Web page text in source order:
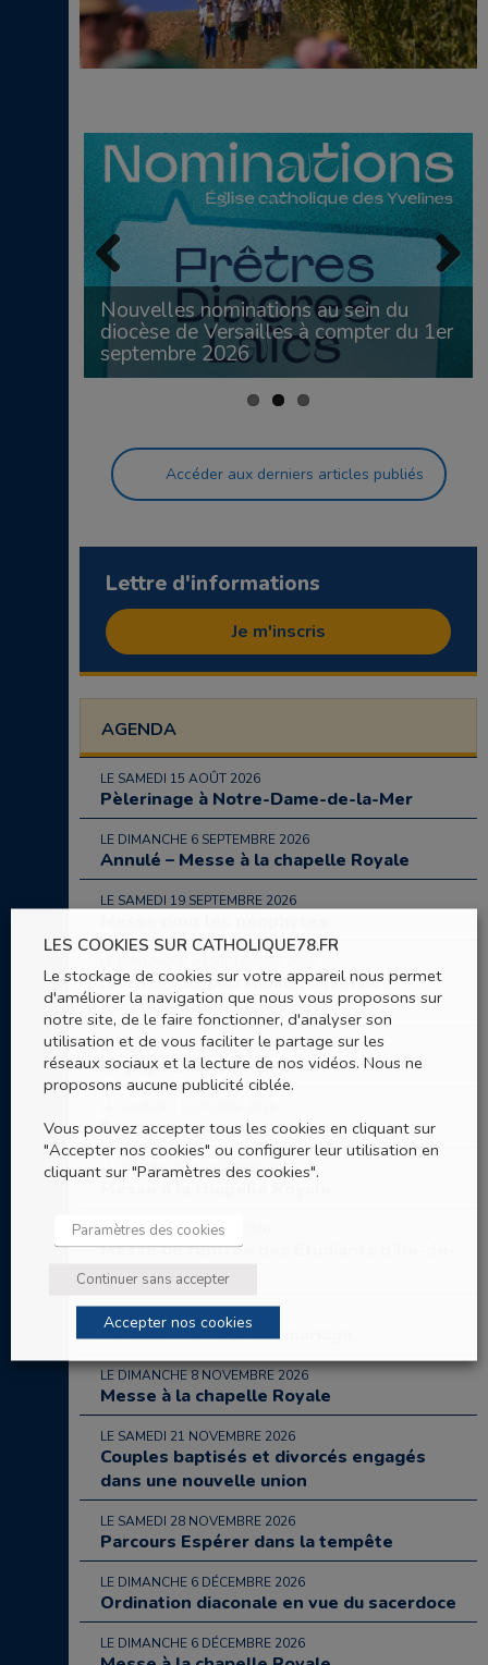
Nouvelles nominations au sein du
diocèse de Versailles à compter du 1er
septembre 2026
Previous Next
Accéder aux derniers articles publiés
Lettre d'informations
Je m'inscris
AGENDA
LE SAMEDI 15 AOÛT 2026
Pèlerinage à Notre-Dame-de-la-Mer
LE DIMANCHE 6 SEPTEMBRE 2026
Annulé – Messe à la chapelle Royale
LE SAMEDI 19 SEPTEMBRE 2026
Journées du patrimoine, ouverture
exceptionnelle de l’évêché
DU 25 SEPTEMBRE AU 28 SEPTEMBRE 2026
Le pape Léon XIV à Paris
Rando des papas
LE DIMANCHE 4 OCTOBRE 2026
LE MARDI 6 OCTOBRE 2026
Messe de rentrée des Etudiants d’Ile-de-
France
LE SAMEDI 10 OCTOBRE 2026
ABCdaire de la prépa mariage
LE DIMANCHE 8 NOVEMBRE 2026
Messe à la chapelle Royale
LE SAMEDI 21 NOVEMBRE 2026
Couples baptisés et divorcés engagés
dans une nouvelle union
LE SAMEDI 28 NOVEMBRE 2026
Parcours Espérer dans la tempête
LE DIMANCHE 6 DÉCEMBRE 2026
Ordination diaconale en vue du sacerdoce
LE DIMANCHE 6 DÉCEMBRE 2026
LES COOKIES SUR CATHOLIQUE78.FR
Le stockage de cookies sur votre appareil nous permet
d'améliorer la navigation que nous vous proposons sur
notre site, de le faire fonctionner, d'analyser son
utilisation et de vous faciliter le partage sur les
réseaux sociaux et la lecture de nos vidéos. Nous ne
proposons aucune publicité ciblée.
Vous pouvez accepter tous les cookies en cliquant sur
"Accepter nos cookies" ou configurer leur utilisation en
cliquant sur "Paramètres des cookies".
Paramètres des cookies
Continuer sans accepter
Accepter nos cookies